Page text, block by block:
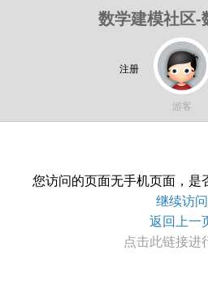
数学建模社区-
注册
游客
您访问的页面无手机页面，是
继续访问
返回上一
点击此链接进